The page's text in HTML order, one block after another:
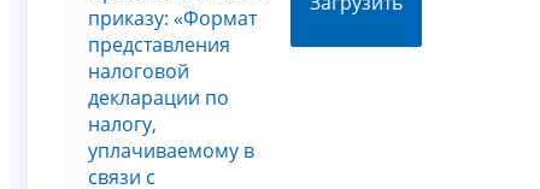
приказу: «Формат
представления
налоговой
декларации по
налогу,
уплачиваемому в
связи с